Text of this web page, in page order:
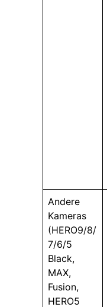
Andere
Kameras
(HERO9/8/
7/6/5
Black,
MAX,
Fusion,
HERO5